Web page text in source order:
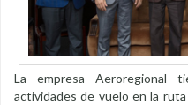
La empresa Aeroregional
actividades de vuelo en la